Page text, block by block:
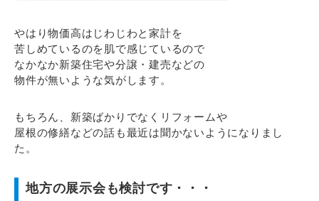
やはり物価高はじわじわと家計を
苦しめているのを肌で感じているので
なかなか新築住宅や分譲・建売などの
物件が無いような気がします。
もちろん、新築ばかりでなくリフォームや
屋根の修繕などの話も最近は聞かないようになりまし
た。
地方の展示会も検討です・・・